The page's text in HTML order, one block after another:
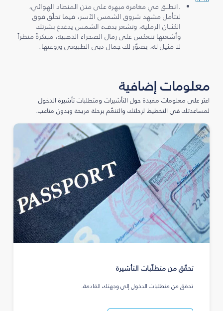
.انطلق في مغامرة مبهرة على متن المنطاد الهوائي،
لتتأمل مشهد شروق الشمس الآسر، فيما تحلّق فوق
الكثبان الرملية، وتشعر بدفء الشمس يدغدغ بشرتك
وأشعتها تنعكس على رمال الصحراء الذهبية، مبتكرةً منظراً
لا مثيل له، يصوّر لك جمال دبي الطبيعي وروعتها.
معلومات إضافية
اعثر على معلومات مفيدة حول التأشيرات ومتطلبات تأشيرة الدخول
لمساعدتك في التخطيط لرحلتك والتنعّم برحلة مريحة وبدون متاعب.
تحقّق من متطلّبات التأشيرة
تحقق من متطلبات الدخول إلى وجهتك القادمة.